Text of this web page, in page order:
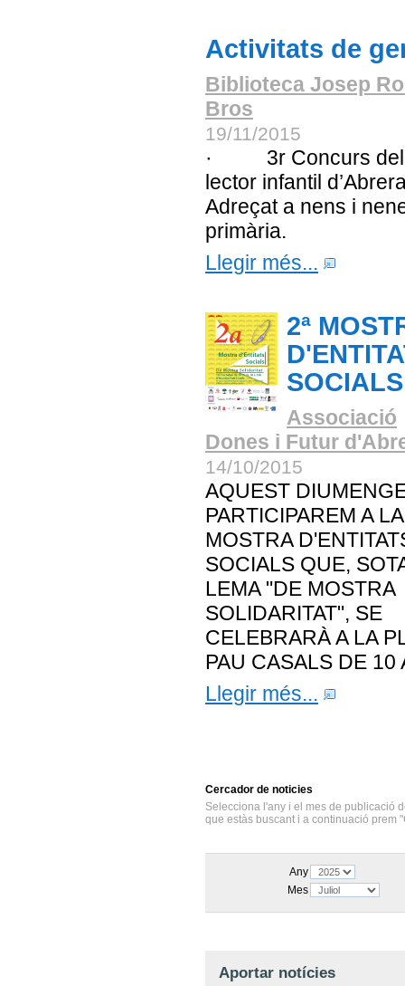
Activitats de
Biblioteca Josep
Bros
19/11/2015
· 3r Concurs del
lector infantil
Adreçat a nens i
primària.
Llegir més...
2ª
SOCIALS
Associació
Dones i Futur
14/10/2015
AQUEST
PARTICIPAREM A
MOSTRA
SOCIALS QUE,
LEMA "DE MOSTRA
SOLIDARITAT", SE
CELEBRARÀ A LA
PAU CASALS DE 10
Llegir més...
Cercador de noticies
Selecciona l'any i el mes de publicació
que estàs buscant i a continuació prem
Any
Mes
Aportar notícies